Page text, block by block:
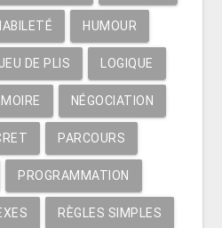
HUMOUR
JEU DE PLIS LOGIQUE
NÉGOCIATION
PARCOURS
PROGRAMMATION
RÈGLES SIMPLES